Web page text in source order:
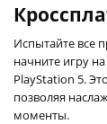
Испытайте все
начните игру
PlayStation 5.
позволяя
моменты.